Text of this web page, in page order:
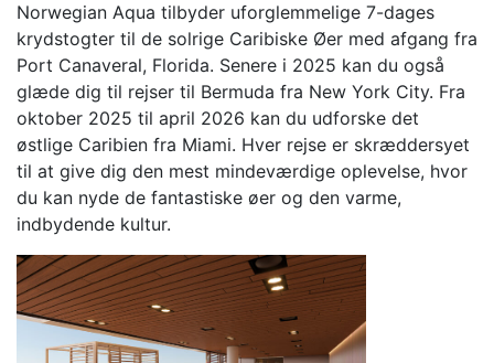
Norwegian Aqua tilbyder uforglemmelige 7-dages
krydstogter til de solrige Caribiske Øer med afgang fra
Port Canaveral, Florida. Senere i 2025 kan du også
glæde dig til rejser til Bermuda fra New York City. Fra
oktober 2025 til april 2026 kan du udforske det
østlige Caribien fra Miami. Hver rejse er skræddersyet
til at give dig den mest mindeværdige oplevelse, hvor
du kan nyde de fantastiske øer og den varme,
indbydende kultur.